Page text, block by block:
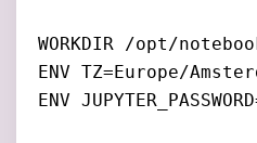
WORKDIR /opt/
ENV TZ=Europe/